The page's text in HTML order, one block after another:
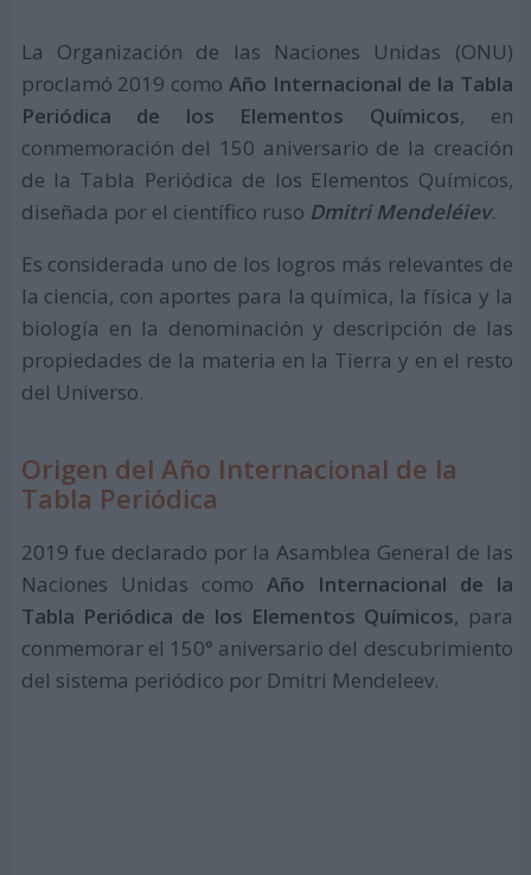
La Organización de las Naciones Unidas (ONU)
proclamó 2019 como Año Internacional de la Tabla
Periódica de los Elementos Químicos, en
conmemoración del 150 aniversario de la creación
de la Tabla Periódica de los Elementos Químicos,
diseñada por el científico ruso Dmitri Mendeléiev.
Es considerada uno de los logros más relevantes de
la ciencia, con aportes para la química, la física y la
biología en la denominación y descripción de las
propiedades de la materia en la Tierra y en el resto
del Universo.
Origen del Año Internacional de la
Tabla Periódica
2019 fue declarado por la Asamblea General de las
Naciones Unidas como Año Internacional de la
Tabla Periódica de los Elementos Químicos, para
conmemorar el 150° aniversario del descubrimiento
del sistema periódico por Dmitri Mendeleev.